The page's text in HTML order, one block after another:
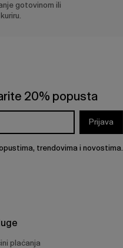
gotovinom ili
20% popusta
Prijava
trendovima i novostima.
plaćanja